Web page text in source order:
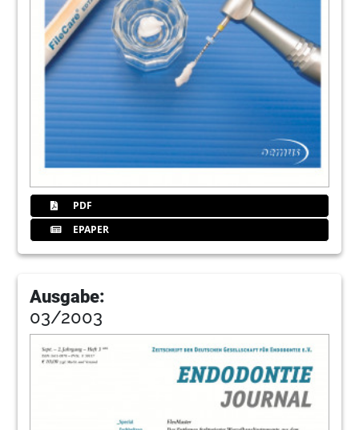
PDF
EPAPER
Ausgabe:
03/2003